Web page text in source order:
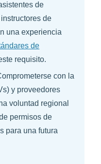
de
de
una experiencia
de
requisito.
con la
y proveedores
voluntad regional
permisos de
para una futura